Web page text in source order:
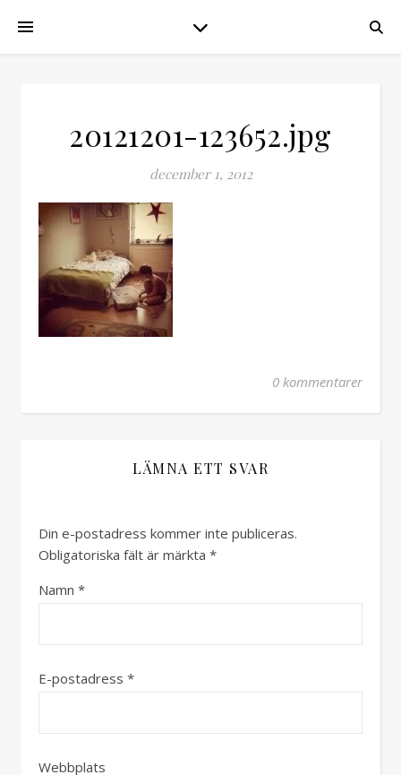
20121201-123652.jpg
december 1, 2012
0 kommentarer
LÄMNA ETT SVAR
Din e-postadress kommer inte publiceras.
Obligatoriska fält är märkta *
Namn *
E-postadress *
Webbplats